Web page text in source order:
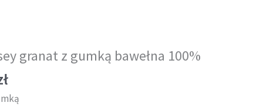
granat z gumką bawełna 100%
Zakres
cen: